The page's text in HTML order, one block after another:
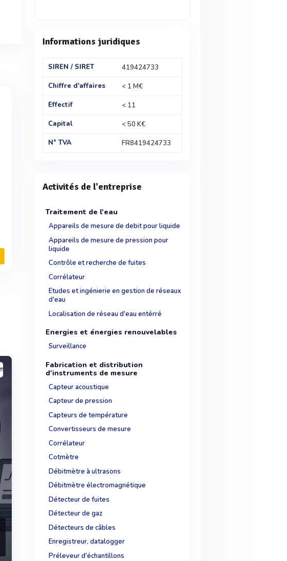
Informations juridiques
SIREN / SIRET
419424733
Chiffre d'affaires
< 1 M€
Effectif
< 11
Capital
< 50 K€
N° TVA
FR8419424733
Activités de l'entreprise
Traitement de l'eau
Appareils de mesure de debit pour liquide
Appareils de mesure de pression pour
liquide
Contrôle et recherche de fuites
Corrélateur
Etudes et ingénierie en gestion de réseaux
d'eau
Localisation de réseau d'eau entérré
Energies et énergies renouvelables
Surveillance
Fabrication et distribution
d'instruments de mesure
Capteur acoustique
Capteur de pression
Capteurs de température
Convertisseurs de mesure
Corrélateur
Cotmètre
Débitmètre à ultrasons
Débitmètre électromagnétique
Détecteur de fuites
Détecteur de gaz
Détecteurs de câbles
Enregistreur, datalogger
Préleveur d'échantillons